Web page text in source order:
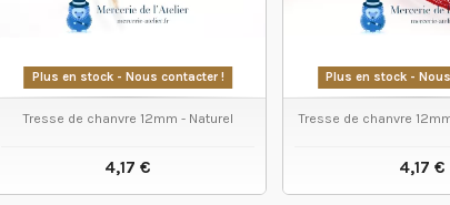
Plus en stock - Nous contacter !
Tresse de chanvre 12mm - Naturel
4,17 €
VOIR LE PRODUIT
Plus en stock -
Tresse de chanvre
4,17 €
VOIR